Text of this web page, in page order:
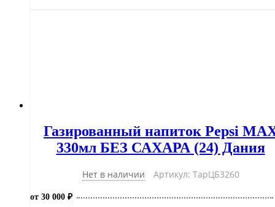
Газированный напиток Pepsi
330мл БЕЗ САХАРА (24) Дания
Нет в наличии Артикул: ТарЦБ3260
от 30 000 ₽